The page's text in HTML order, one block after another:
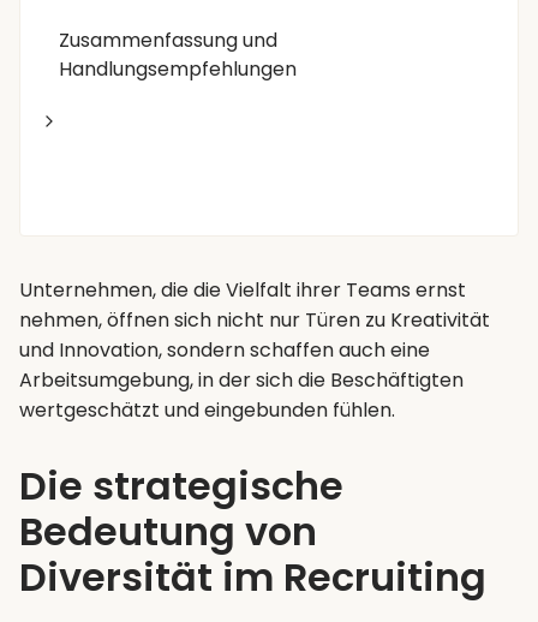
Zusammenfassung und
Handlungsempfehlungen
Unternehmen, die die Vielfalt ihrer Teams ernst
nehmen, öffnen sich nicht nur Türen zu Kreativität
und Innovation, sondern schaffen auch eine
Arbeitsumgebung, in der sich die Beschäftigten
wertgeschätzt und eingebunden fühlen.
Die strategische
Bedeutung von
Diversität im Recruiting